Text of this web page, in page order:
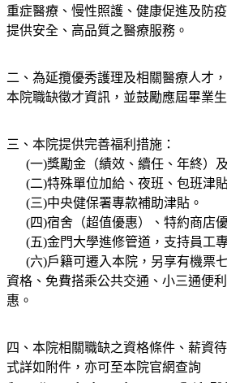
重症醫療、慢性照護、健康促進及防
提供安全、高品質之醫療服務。
二、為延攬優秀護理及相關醫療人才
本院職缺徵才資訊，並鼓勵應屆畢業
三、本院提供完善福利措施：
(一)獎勵金（績效、續任、年終）及
(二)特殊單位加給、夜班、包班津貼
(三)中央健保署專款補助津貼。
(四)宿舍（超值優惠）、特約商店優
(五)金門大學進修管道，支持員工專
(六)戶籍可遷入本院，另享有機票
資格、免費搭乘公共交通、小三通便
惠。
四、本院相關職缺之資格條件、薪資
式詳如附件，亦可至本院官網查詢